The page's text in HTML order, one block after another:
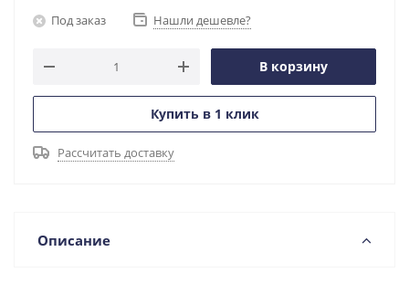
Под заказ Нашли дешевле?
В корзину
Купить в 1 клик
Рассчитать доставку
Описание